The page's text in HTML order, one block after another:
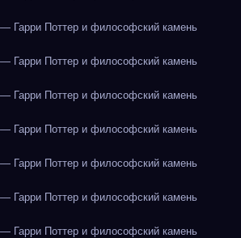
Гарри Поттер и философский камень
Гарри Поттер и философский камень
Гарри Поттер и философский камень
Гарри Поттер и философский камень
Гарри Поттер и философский камень
Гарри Поттер и философский камень
Гарри Поттер и философский камень